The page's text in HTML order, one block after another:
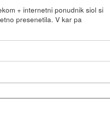
+ internetni ponudnik siol si
presenetila. V kar pa